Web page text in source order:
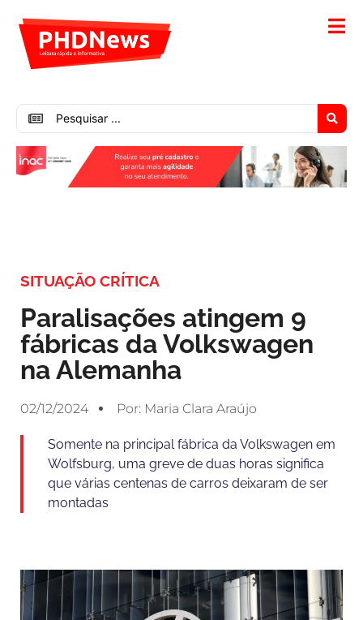
SITUAÇÃO CRÍTICA
Paralisações atingem 9
fábricas da Volkswagen
na Alemanha
02/12/2024 Por: Maria Clara Araújo
Somente na principal fábrica da Volkswagen em
Wolfsburg, uma greve de duas horas significa
que várias centenas de carros deixaram de ser
montadas